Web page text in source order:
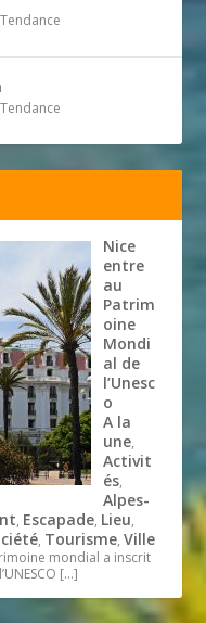
Nice
entre
au
Patrim
oine
Mondi
al de
l’Unesc
o
A la
une,
Activit
és,
Alpes-
, Escapade, Lieu,
, Tourisme,Ville
mondial a inscrit
[…]